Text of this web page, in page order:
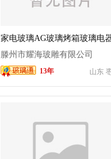
家电玻璃AG玻璃烤箱玻璃电
玻璃
滕州市耀海玻雕有限公司
山东
13年